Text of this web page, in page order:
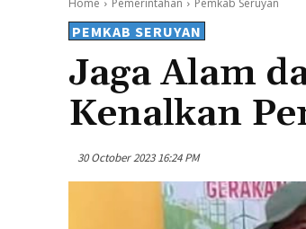
Home Pemerintahan Pemkab Seruyan
PEMKAB SERUYAN
Jaga Alam
Kenalkan
30 October 2023 16:24 PM